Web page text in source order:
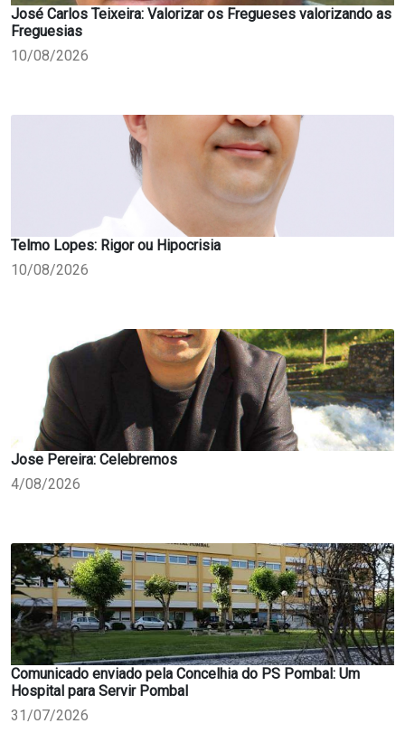
José Carlos Teixeira: Valorizar os Fregueses valorizando as
Freguesias
10/08/2026
Telmo Lopes: Rigor ou Hipocrisia
10/08/2026
Jose Pereira: Celebremos
4/08/2026
Comunicado enviado pela Concelhia do PS Pombal: Um
Hospital para Servir Pombal
31/07/2026